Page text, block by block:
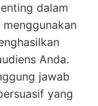
dalam
Anda.
jawab
yang